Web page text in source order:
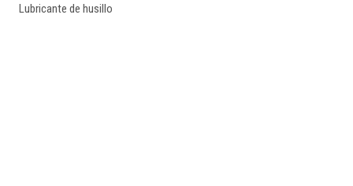
Lubricante de husillo